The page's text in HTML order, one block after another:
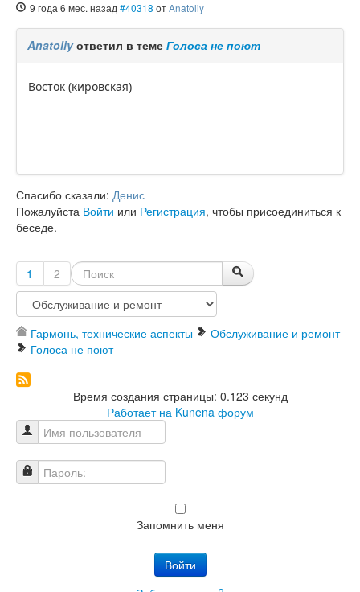
9 года 6 мес. назад #40318 отAnatoliy
Anatoliyответил в теме Голоса не поют
Восток (кировская)
Спасибо сказали: Денис
Пожалуйста Войти или Регистрация, чтобы присоединиться к
беседе.
1 2
Гармонь, технические аспекты
Обслуживание и ремонт
Голоса не поют
Время создания страницы: 0.123 секунд
Работает на Kunena форум
Имя пользователя
Пароль:
Запомнить меня
Войти